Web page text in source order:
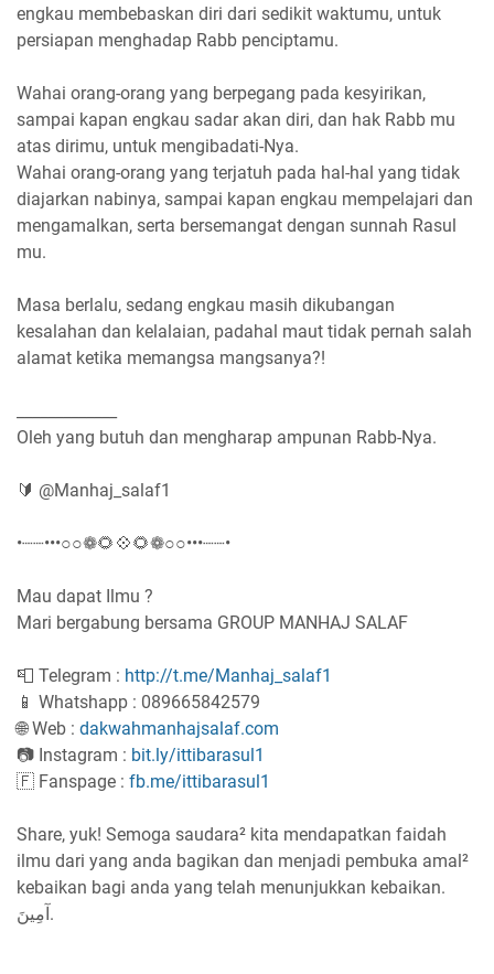
engkau membebaskan diri dari sedikit waktumu, untuk
persiapan menghadap Rabb penciptamu.
Wahai orang-orang yang berpegang pada kesyirikan,
sampai kapan engkau sadar akan diri, dan hak Rabb mu
atas dirimu, untuk mengibadati-Nya.
Wahai orang-orang yang terjatuh pada hal-hal yang tidak
diajarkan nabinya, sampai kapan engkau mempelajari dan
mengamalkan, serta bersemangat dengan sunnah Rasul
mu.
Masa berlalu, sedang engkau masih dikubangan
kesalahan dan kelalaian, padahal maut tidak pernah salah
alamat ketika memangsa mangsanya?!
Oleh yang butuh dan mengharap ampunan Rabb-Nya.
🔰 @Manhaj_salaf1
•┈┈•••○○❁🌻💠🌻❁○○•••┈┈•
Mau dapat Ilmu ?
Mari bergabung bersama GROUP MANHAJ SALAF
📮 Telegram : http://t.me/Manhaj_salaf1
📱 Whatshapp : 089665842579
🌐 Web : dakwahmanhajsalaf.com
📷 Instagram : bit.ly/ittibarasul1
🇫 Fanspage : fb.me/ittibarasul1
Share, yuk! Semoga saudara² kita mendapatkan faidah
ilmu dari yang anda bagikan dan menjadi pembuka amal²
kebaikan bagi anda yang telah menunjukkan kebaikan.
آمِينَ.